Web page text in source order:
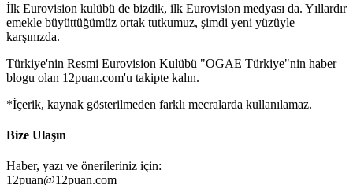
İlk Eurovision kulübü de bizdik, ilk Eurovision medyası da. Yıllardır
emekle büyüttüğümüz ortak tutkumuz, şimdi yeni yüzüyle
karşınızda.
Türkiye'nin Resmi Eurovision Kulübü "OGAE Türkiye"nin haber
blogu olan 12puan.com'u takipte kalın.
*İçerik, kaynak gösterilmeden farklı mecralarda kullanılamaz.
Bize Ulaşın
Haber, yazı ve önerileriniz için:
12puan@12puan.com